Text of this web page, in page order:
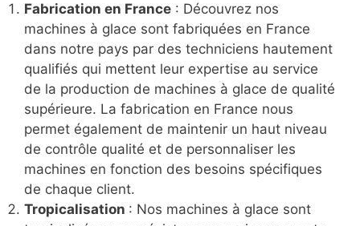
Fabrication en France : Découvrez nos
machines à glace sont fabriquées en France
dans notre pays par des techniciens hautement
qualifiés qui mettent leur expertise au service
de la production de machines à glace de qualité
supérieure. La fabrication en France nous
permet également de maintenir un haut niveau
de contrôle qualité et de personnaliser les
machines en fonction des besoins spécifiques
de chaque client.
Tropicalisation : Nos machines à glace sont